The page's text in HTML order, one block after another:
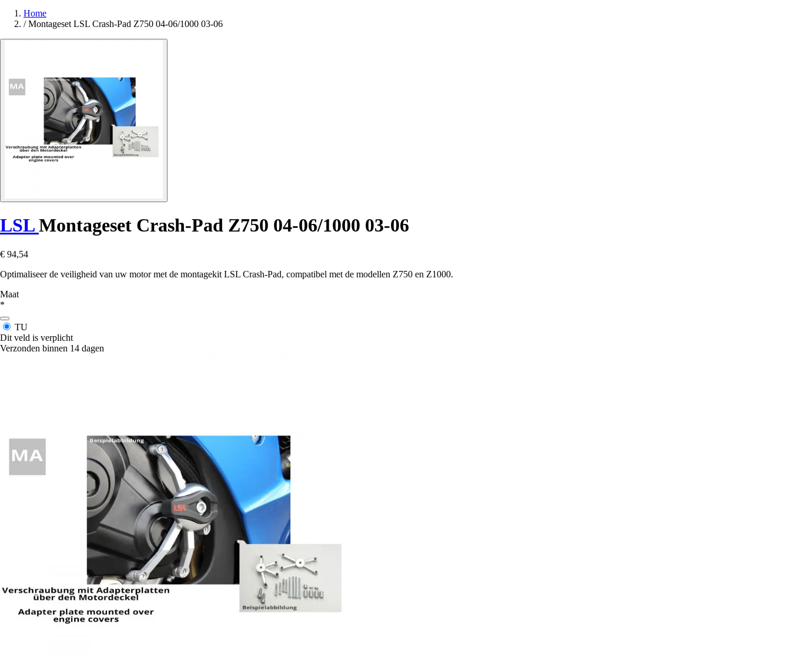
Home
/ Montageset LSL Crash-Pad Z750 04-06/1000 03-06
LSLMontageset Crash-Pad Z750 04-06/1000 03-06
€ 94,54
Optimaliseer de veiligheid van uw motor met de montagekit LSL Crash-Pad, compatibel met de modellen Z750 en Z1000.
Maat
*
TU
Dit veld is verplicht
Verzonden binnen 14 dagen